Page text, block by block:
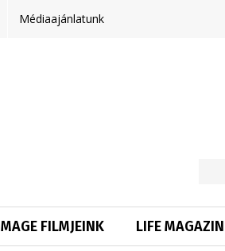
Médiaajánlatunk
FILMJEINK LIFE MAGAZIN